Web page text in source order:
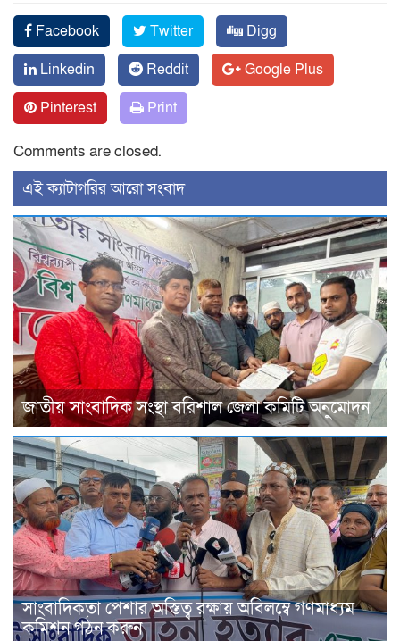
Facebook Twitter
Digg
Linkedin
Reddit
Google Plus
Pinterest
Print
Comments are closed.
‍এই ক্যাটাগরির ‍আরো সংবাদ
জাতীয় সাংবাদিক সংস্থা বরিশাল জেলা কমিটি অনুমোদন
সাংবাদিকতা পেশার অস্তিত্ব রক্ষায় অবিলম্বে গণমাধ্যম
কমিশন গঠন করুন